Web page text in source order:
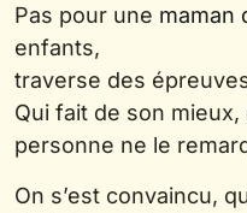
Pas pour une maman
enfants,
traverse des
Qui fait de son
personne ne le
On s’est convaincu,